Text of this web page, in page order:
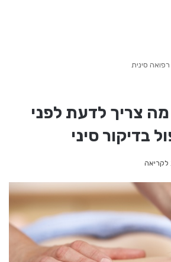
רפואה סינית
מה צריך לדעת לפני
בדיקור סיני